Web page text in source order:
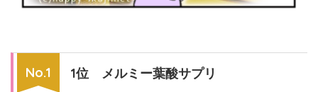
1位 メルミー葉酸サプリ